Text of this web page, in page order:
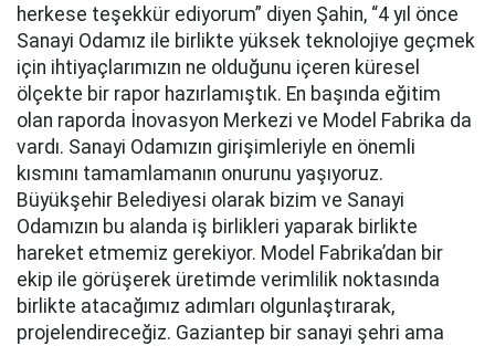
herkese teşekkür ediyorum” diyen Şahin, “4 yıl önce
Sanayi Odamız ile birlikte yüksek teknolojiye geçmek
için ihtiyaçlarımızın ne olduğunu içeren küresel
ölçekte bir rapor hazırlamıştık. En başında eğitim
olan raporda İnovasyon Merkezi ve Model Fabrika da
vardı. Sanayi Odamızın girişimleriyle en önemli
kısmını tamamlamanın onurunu yaşıyoruz.
Büyükşehir Belediyesi olarak bizim ve Sanayi
Odamızın bu alanda iş birlikleri yaparak birlikte
hareket etmemiz gerekiyor. Model Fabrika’dan bir
ekip ile görüşerek üretimde verimlilik noktasında
birlikte atacağımız adımları olgunlaştırarak,
projelendireceğiz. Gaziantep bir sanayi şehri ama